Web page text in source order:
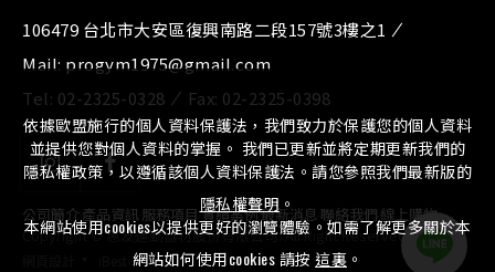
106479 台北市大安區復興南路二段157號3樓之1
Mail: progym1975@gmail.com
Tel: 02-2325-0328 Fax: 02-2325-0398
公司簡介產品資訊 服務項目⁄實績案例⁄最新消息 聯絡我們 線上購物
Copyright © 惠友運動器材股份有限公司. All Right Reserved.
依據歐盟施行的個人資料保護法，我們致力於保護您的個人資料
並提供您對個人資料的掌握。 我們已更新並將定期更新我們的
隱私權政策，以遵循該個人資料保護法。請您參照我們最新版的
隱私權聲明 。
本網站使用cookies以提供更好的瀏覽體驗。如需了解更多關於本
網站如何使用cookies 請按 這裏 。